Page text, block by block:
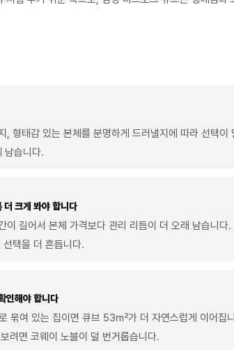
, 형태감 있는 본체를 분명하게 드러낼지에 따라 선택이
남습니다.
더 크게 봐야 합니다
이 길어서 본체 가격보다 관리 리듬이 더 오래 남습니다
택을 더 흔듭니다.
인해야 합니다
묶여 있는 집이면 큐브 53㎡가 더 자연스럽게 이어집
려면 코웨이 노블이 덜 번거롭습니다.